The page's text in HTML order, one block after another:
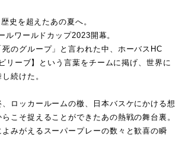
史を超えたあの夏へ。
ルワールドカップ2023開幕。
のグループ」と言われた中、ホーバスHC
リーブ】という言葉をチームに掲げ、世界に
続けた。
ロッカールームの檄、日本バスケにかける想
こそ捉えることができたあの熱戦の舞台裏。
みがえるスーパープレーの数々と歓喜の瞬